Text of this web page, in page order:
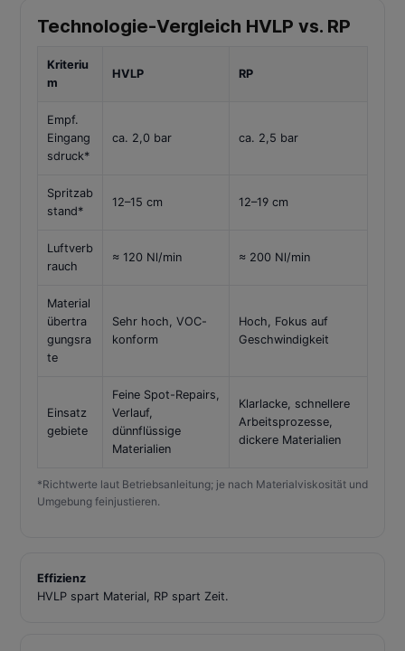
Technologie-Vergleich HVLP vs. RP
Kriteriu
m
HVLP RP
Empf.
Eingang
sdruck*
ca. 2,0 bar ca. 2,5 bar
Spritzab
stand*
12–15 cm 12–19 cm
Luftverb
rauch
≈ 120 Nl/min ≈ 200 Nl/min
Material
übertra
gungsra
te
Sehr hoch, VOC-
konform
Hoch, Fokus auf
Geschwindigkeit
Einsatz
gebiete
Feine Spot-Repairs,
Verlauf,
dünnflüssige
Materialien
Klarlacke, schnellere
Arbeitsprozesse,
dickere Materialien
*Richtwerte laut Betriebsanleitung; je nach Materialviskosität und
Umgebung feinjustieren.
Effizienz
HVLP spart Material, RP spart Zeit.